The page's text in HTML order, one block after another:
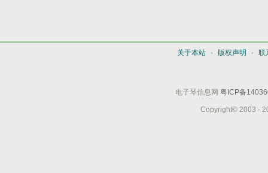
关于本站 - 版权声明 - 联
电子琴信息网 粤ICP备
Copyright© 2003 -